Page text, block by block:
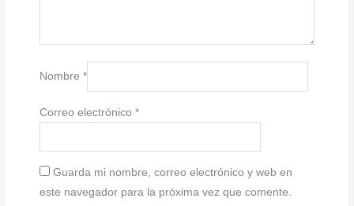
Nombre*
Correo electrónico*
Guarda mi nombre, correo electrónico y web en
este navegador para la próxima vez que comente.